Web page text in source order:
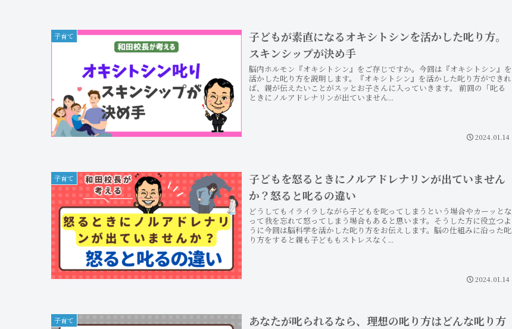
子育て
子どもが素直になるオキシトシンを活かした叱り方。
スキンシップが決め手
脳内ホルモン『オキシトシン』をご存じですか。今回は『オキシトシン』を
活かした叱り方を説明します。『オキシトシン』を活かした叱り方ができれ
ば、親が伝えたいことがスッとお子さんに入っていきます。 前回の「叱る
ときにノルアドレナリンが出ていません...
2024.01.14
子育て
子どもを怒るときにノルアドレナリンが出ていません
か？怒ると叱るの違い
どうしてもイライラしながら子どもを叱ってしまうという場合やカーッとな
って我を忘れて怒ってしまう場合もあると思います。そうした方に役立つよ
うに今回は脳科学を活かした叱り方をお伝えします。脳の仕組みに沿った叱
り方をすると親も子どももストレスなく...
2024.01.14
子育て
あなたが叱られるなら、理想の叱り方はどんな叱り方